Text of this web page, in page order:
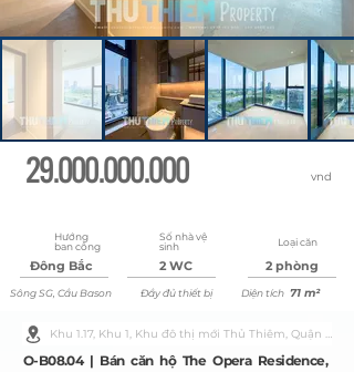
29.000.000.000
vnd
Hướng
ban công
Đông Bắc
Sông SG, Cầu Bason
Số nhà vệ
sinh
2 WC
Đầy đủ thiết bị
Loại căn
2 phòng
Diện tích 71 m²
Khu 1.17, Khu 1, Khu đô thị mới Thủ Thiêm, Quận 2,
O-B08.04 | Bán căn hộ The Opera Residence,